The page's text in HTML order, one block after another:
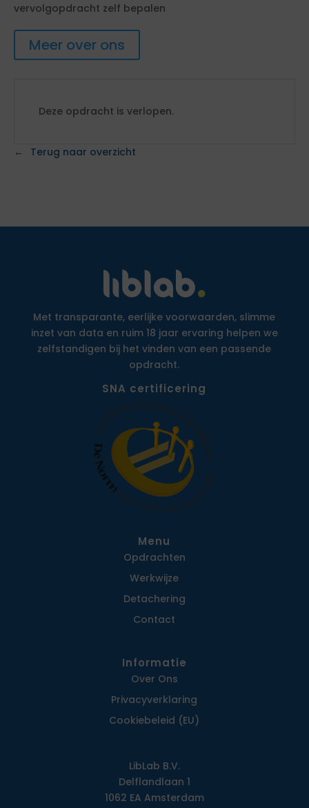
vervolgopdracht zelf bepalen
Meer over ons
Deze opdracht is verlopen.
Terug naar overzicht
Met transparante, eerlijke voorwaarden, slimme
inzet van data en ruim 18 jaar ervaring helpen we
zelfstandigen bij het vinden van een passende
opdracht.
SNA certificering
Menu
Opdrachten
Werkwijze
Detachering
Contact
Informatie
Over Ons
Privacy­verklaring
Cookiebeleid (EU)
LibLab B.V.
Delflandlaan 1
1062 EA Amsterdam